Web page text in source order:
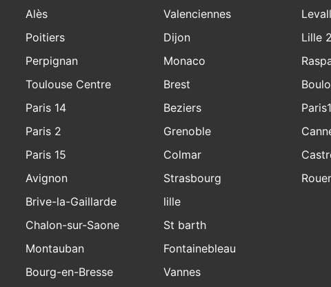
Alès
Poitiers
Perpignan
Toulouse Centre
Paris 14
Paris 2
Paris 15
Avignon
Valenciennes
Dijon
Monaco
Brest
Beziers
Grenoble
Colmar
Strasbourg
Lille 2
Brive-la-Gaillarde
Chalon-sur-Saone
Montauban
Bourg-en-Bresse
lille
St barth
Fontainebleau
Vannes